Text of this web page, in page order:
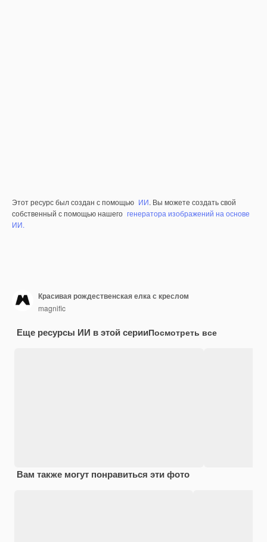
Этот ресурс был создан с помощью ИИ. Вы можете создать свой
собственный с помощью нашего генератора изображений на основе
ИИ.
Красивая рождественская елка с креслом
magnific
Еще ресурсы ИИ в этой серииПосмотреть все
Вам также могут понравиться эти фото